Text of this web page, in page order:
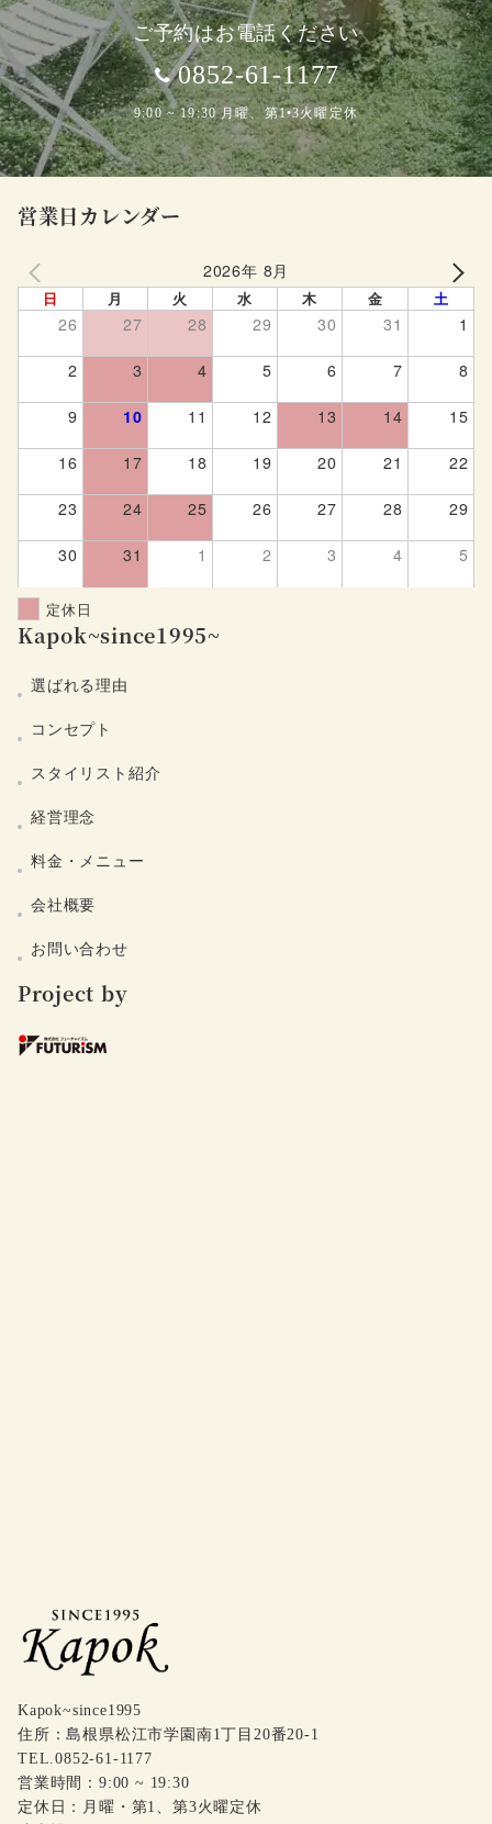
ご予約はお電話ください
0852-61-1177
9:00 ~ 19:30 月曜、第1•3火曜定休
営業日カレンダー
2026年 8月
日 月 火 水 木 金 土
26 27 28 29 30 31 1
2 3 4 5 6 7 8
9 10 11 12 13 14 15
16 17 18 19 20 21 22
23 24 25 26 27 28 29
30 31 1 2 3 4 5
定休日
Kapok~since1995~
選ばれる理由
コンセプト
スタイリスト紹介
経営理念
料金・メニュー
会社概要
お問い合わせ
Project by
Kapok~since1995
住所：島根県松江市学園南1丁目20番20-1
TEL.0852-61-1177
営業時間：9:00 ~ 19:30
定休日：月曜・第1、第3火曜定休